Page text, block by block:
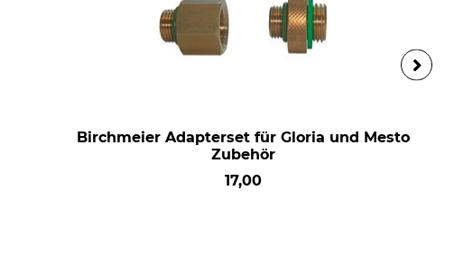
Birchmeier Adapterset für Gloria und Mesto
Zubehör
17,00